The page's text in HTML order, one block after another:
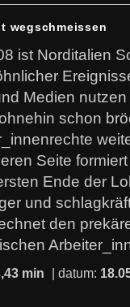
wegschmeissen
ist Norditalien
Medien
schon
Seite
Ende der
und
den
min | datum: